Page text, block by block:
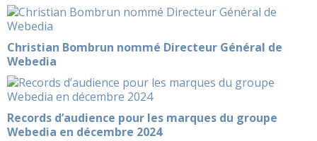
Christian Bombrun nommé Directeur Général de
Webedia
Records d’audience pour les marques du groupe
Webedia en décembre 2024